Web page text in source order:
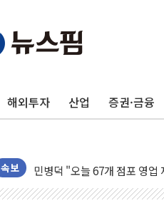
해외투자 산업 증권·금융
속보
전남광주 화정역 인근 도로 4
청도 문수리 야산서 산불 진
헥토이노베이션, 상반기 매
우리은행, 고창해상풍력에
민병덕 "오늘 67개 점포 영업
하나금융이 쏘아 올린 CIFO,